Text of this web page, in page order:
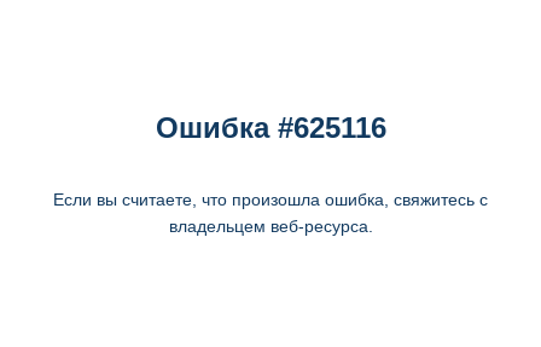
Ошибка #625116
Если вы считаете, что произошла ошибка, свяжитесь с
владельцем веб-ресурса.